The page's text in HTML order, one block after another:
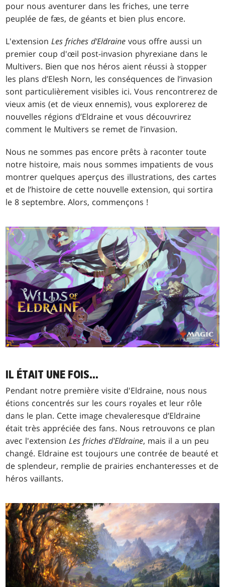
pour nous aventurer dans les friches, une terre
peuplée de fæs, de géants et bien plus encore.
L'extensionLes friches d'Eldraine vous offre aussi un
premier coup d'œil post-invasion phyrexiane dans le
Multivers. Bien que nos héros aient réussi à stopper
les plans d’Elesh Norn, les conséquences de l’invasion
sont particulièrement visibles ici. Vous rencontrerez de
vieux amis (et de vieux ennemis), vous explorerez de
nouvelles régions d’Eldraine et vous découvrirez
comment le Multivers se remet de l’invasion.
Nous ne sommes pas encore prêts à raconter toute
notre histoire, mais nous sommes impatients de vous
montrer quelques aperçus des illustrations, des cartes
et de l’histoire de cette nouvelle extension, qui sortira
le 8 septembre. Alors, commençons !
IL ÉTAIT UNE FOIS...
Pendant notre première visite d'Eldraine, nous nous
étions concentrés sur les cours royales et leur rôle
dans le plan. Cette image chevaleresque d’Eldraine
était très appréciée des fans. Nous retrouvons ce plan
avec l'extensionLes friches d'Eldraine, mais il a un peu
changé. Eldraine est toujours une contrée de beauté et
de splendeur, remplie de prairies enchanteresses et de
héros vaillants.